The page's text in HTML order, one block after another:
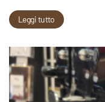
Leggi tutto